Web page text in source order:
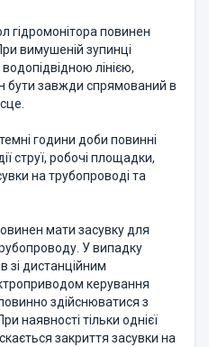
гідромонітора повинен
вимушеній зупинці
лінією,
бути завжди спрямований в
години доби повинні
струї, робочі площадки,
на трубопроводі та
мати засувку для
У випадку
зі дистанційним
керування
здійснюватися з
наявності тільки однієї
закриття засувки на